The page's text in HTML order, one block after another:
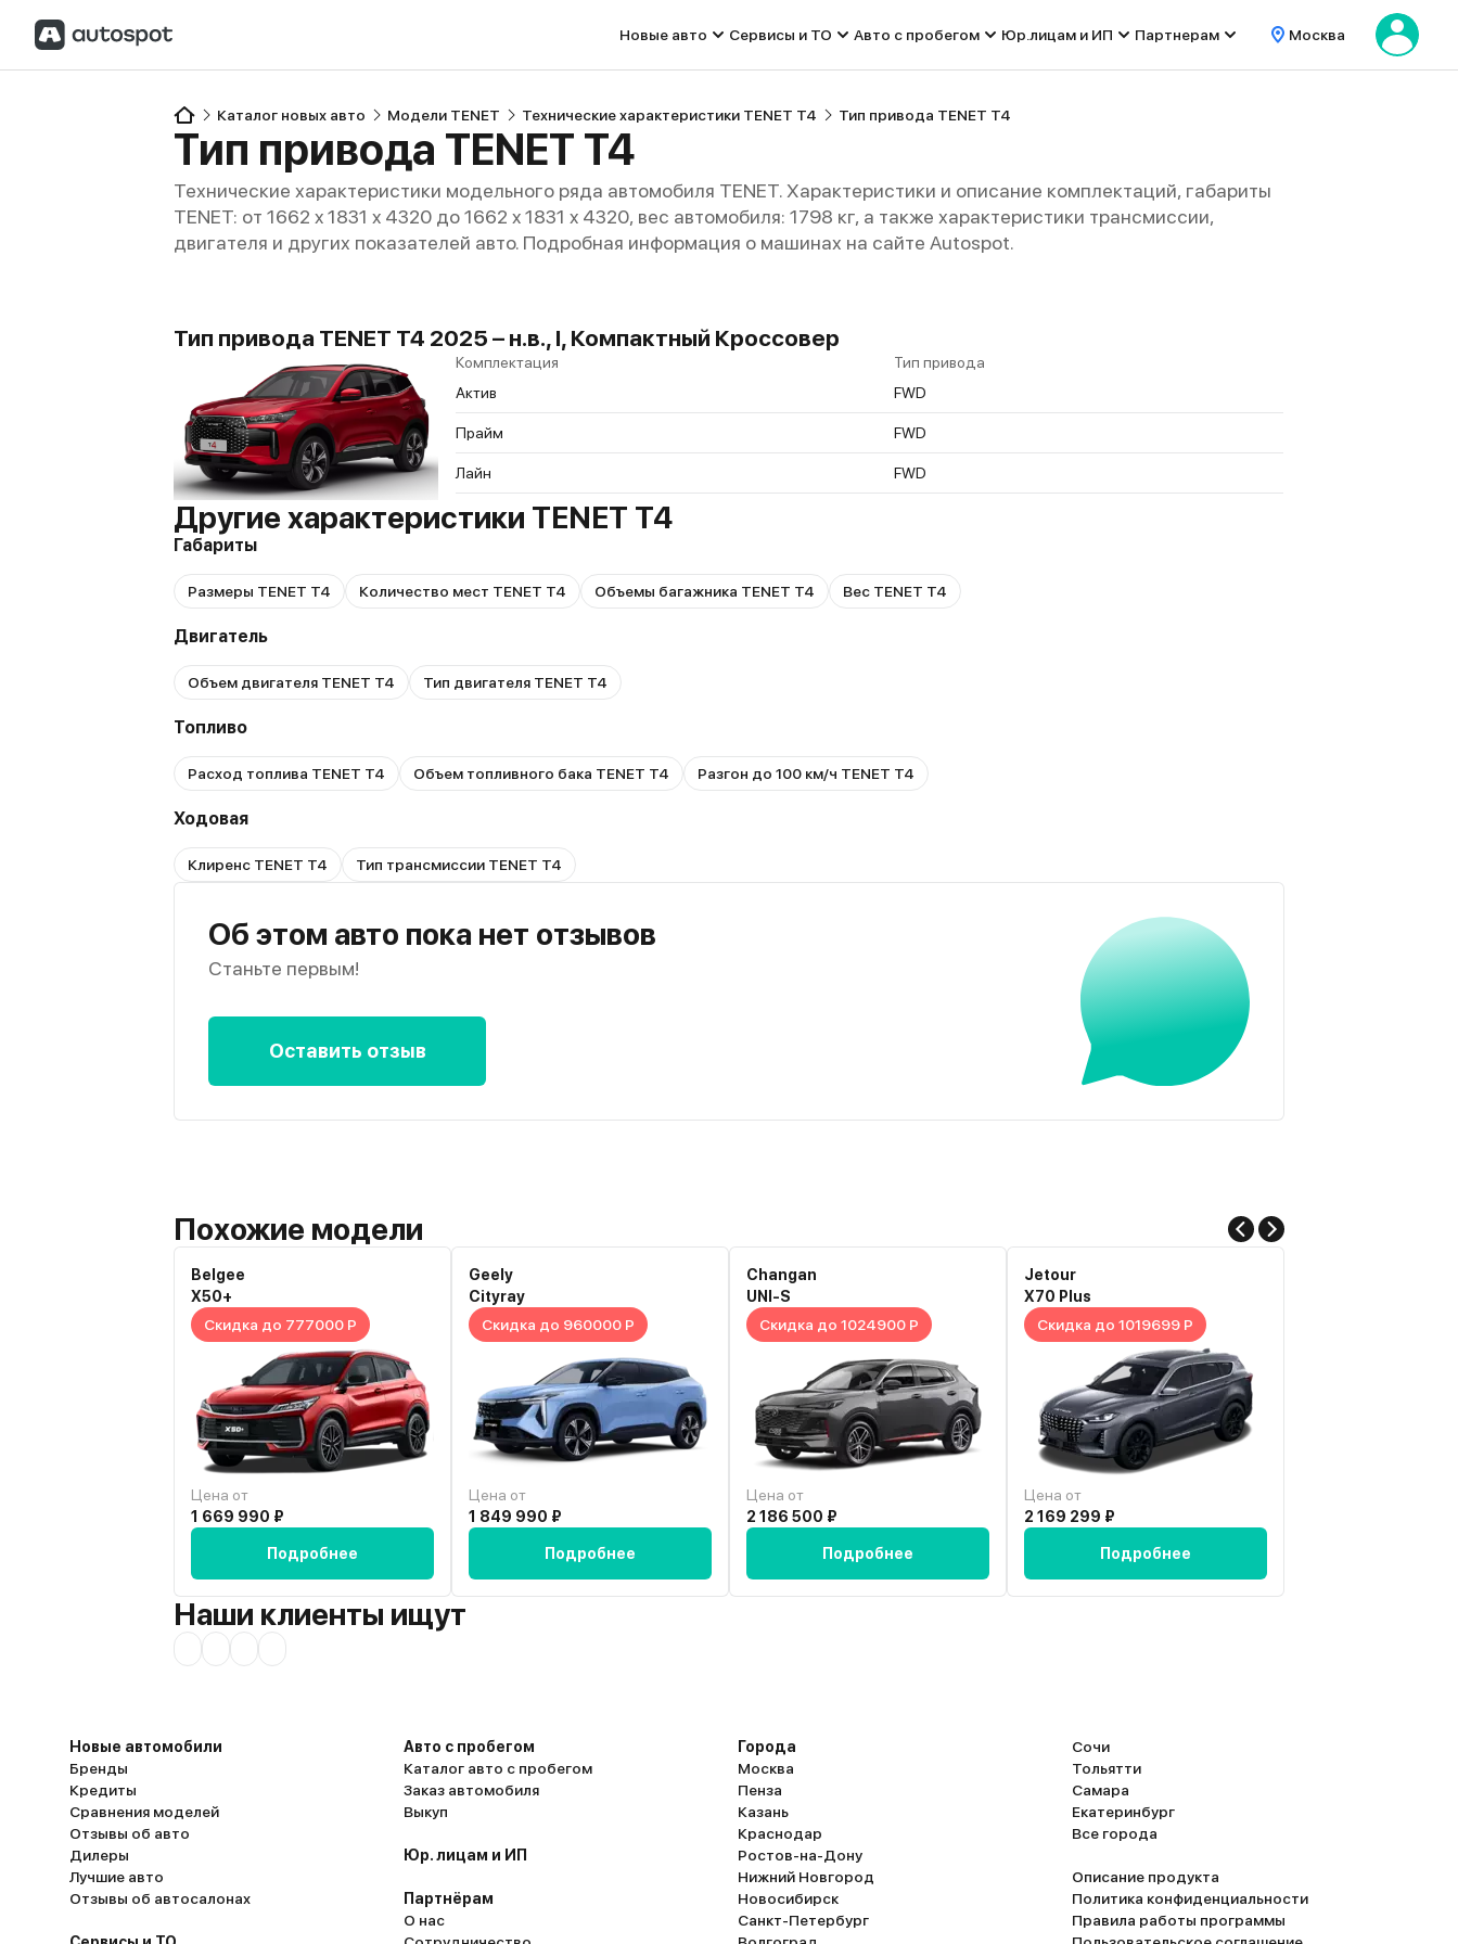
Новые авто Сервисы и ТО Авто с пробегом Юр.лицам и ИП Партнерам Москва
Каталог новых авто Модели TENET Технические характеристики TENET T4 Тип привода TENET T4
Тип привода TENET T4
Технические характеристики модельного ряда автомобиля TENET. Характеристики и описание комплектаций, габариты
TENET: от 1662 x 1831 x 4320 до 1662 x 1831 x 4320, вес автомобиля: 1798 кг, а также характеристики трансмиссии,
двигателя и других показателей авто. Подробная информация о машинах на сайте Autospot.
Тип привода TENET T4 2025 – н.в., I, Компактный Кроссовер
Комплектация
Тип привода
Актив
FWD
Прайм FWD
Лайн FWD
Другие характеристики TENET T4
Габариты
Размеры TENET T4 Количество мест TENET T4 Объемы багажника TENET T4 Вес TENET T4
Двигатель
Объем двигателя TENET T4 Тип двигателя TENET T4
Топливо
Расход топлива TENET T4 Объем топливного бака TENET T4 Разгон до 100 км/ч TENET T4
Ходовая
Клиренс TENET T4 Тип трансмиссии TENET T4
Об этом авто пока нет отзывов
Станьте первым!
Оставить отзыв
Похожие модели
Belgee
X50+
Скидка до 777000 Р
Цена от
1 669 990 ₽
Подробнее
Geely
Cityray
Скидка до 960000 Р
Цена от
1 849 990 ₽
Подробнее
Changan
UNI-S
Скидка до 1024900 Р
Цена от
2 186 500 ₽
Подробнее
Jetour
X70 Plus
Скидка до 1019699 Р
Цена от
2 169 299 ₽
Подробнее
Наши клиенты ищут
Новые автомобили
Бренды
Кредиты
Сравнения моделей
Отзывы об авто
Дилеры
Лучшие авто
Отзывы об автосалонах
Авто с пробегом
Каталог авто с пробегом
Заказ автомобиля
Выкуп
Юр. лицам и ИП
Партнёрам
О нас
Города
Москва
Пенза
Казань
Краснодар
Ростов-на-Дону
Нижний Новгород
Новосибирск
Санкт-Петербург
Сочи
Тольятти
Самара
Екатеринбург
Все города
Описание продукта
Политика конфиденциальности
Правила работы программы